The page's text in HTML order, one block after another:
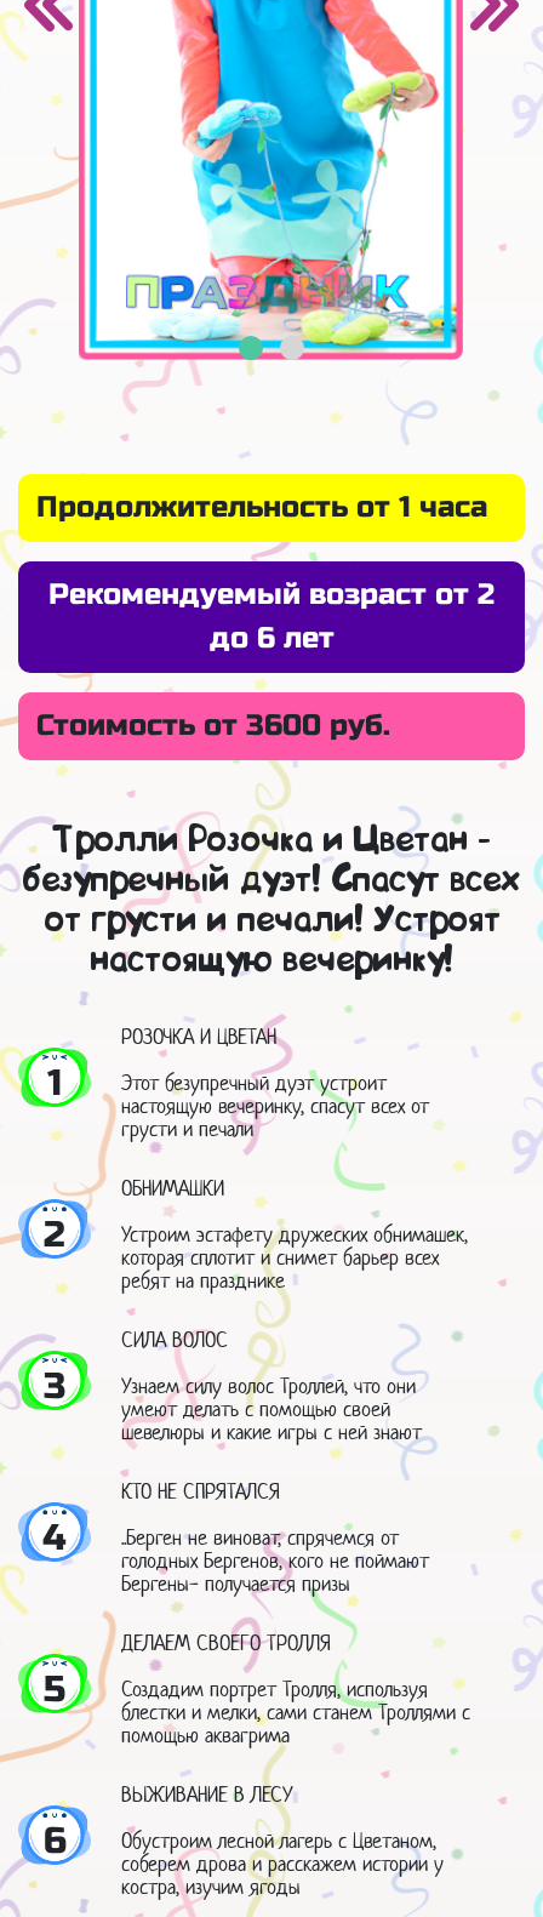
Продолжительность от 1 часа
Рекомендуемый возраст от 2
до 6 лет
Стоимость от 3600 руб.
Тролли Розочка и Цветан -
безупречный дуэт! Спасут всех
от грусти и печали! Устроят
настоящую вечеринку!
1
РОЗОЧКА И ЦВЕТАН
Этот безупречный дуэт устроит
настоящую вечеринку, спасут всех от
грусти и печали
2
ОБНИМАШКИ
Устроим эстафету дружеских обнимашек,
которая сплотит и снимет барьер всех
ребят на празднике
3
СИЛА ВОЛОС
Узнаем силу волос Троллей, что они
умеют делать с помощью своей
шевелюры и какие игры с ней знают
4
КТО НЕ СПРЯТАЛСЯ
..Берген не виноват, спрячемся от
голодных Бергенов, кого не поймают
Бергены- получается призы
5
ДЕЛАЕМ СВОЕГО ТРОЛЛЯ
Создадим портрет Тролля, используя
блестки и мелки, сами станем Троллями с
помощью аквагрима
6
ВЫЖИВАНИЕ В ЛЕСУ
Обустроим лесной лагерь с Цветаном,
соберем дрова и расскажем истории у
костра, изучим ягоды